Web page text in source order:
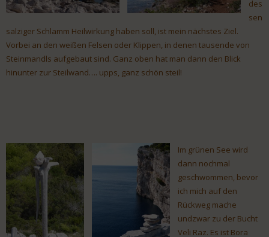
des
sen
salziger Schlamm Heilwirkung haben soll, ist mein nächstes Ziel.
Vorbei an den weißen Felsen oder Klippen, in denen tausende von
Steinmandls aufgebaut sind. Ganz oben hat man dann den Blick
hinunter zur Steilwand…. upps, ganz schön steil!
Im grünen See wird
dann nochmal
geschwommen, bevor
ich mich auf den
Rückweg mache
undzwar zu der Bucht
Veli Raz. Es ist Bora